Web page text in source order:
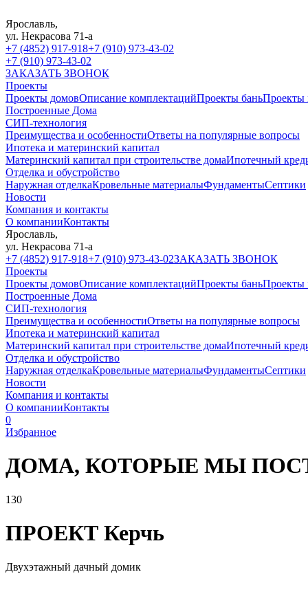
Ярославль,
ул. Некрасова 71-а
+7 (4852) 917-918+7 (910) 973-43-02
+7 (910) 973-43-02
ЗАКАЗАТЬ ЗВОНОК
Проекты
Проекты домовОписание комплектацийПроекты баньПроекты
Построенные Дома
СИП-технология
Преимущества и особенностиОтветы на популярные вопросы
Ипотека и материнский капитал
Материнский капитал при строительстве домаИпотечный
Отделка и обустройство
Наружная отделкаКровельные материалыФундаментыСептики
Новости
Компания и контакты
О компанииКонтакты
Ярославль,
ул. Некрасова 71-а
+7 (4852) 917-918+7 (910) 973-43-02ЗАКАЗАТЬ ЗВОНОК
Проекты
Проекты домовОписание комплектацийПроекты баньПроекты
Построенные Дома
СИП-технология
Преимущества и особенностиОтветы на популярные вопросы
Ипотека и материнский капитал
Материнский капитал при строительстве домаИпотечный
Отделка и обустройство
Наружная отделкаКровельные материалыФундаментыСептики
Новости
Компания и контакты
О компанииКонтакты
0
Избранное
ДОМА, КОТОРЫЕ МЫ
130
ПРОЕКТ Керчь
Двухэтажный дачный домик